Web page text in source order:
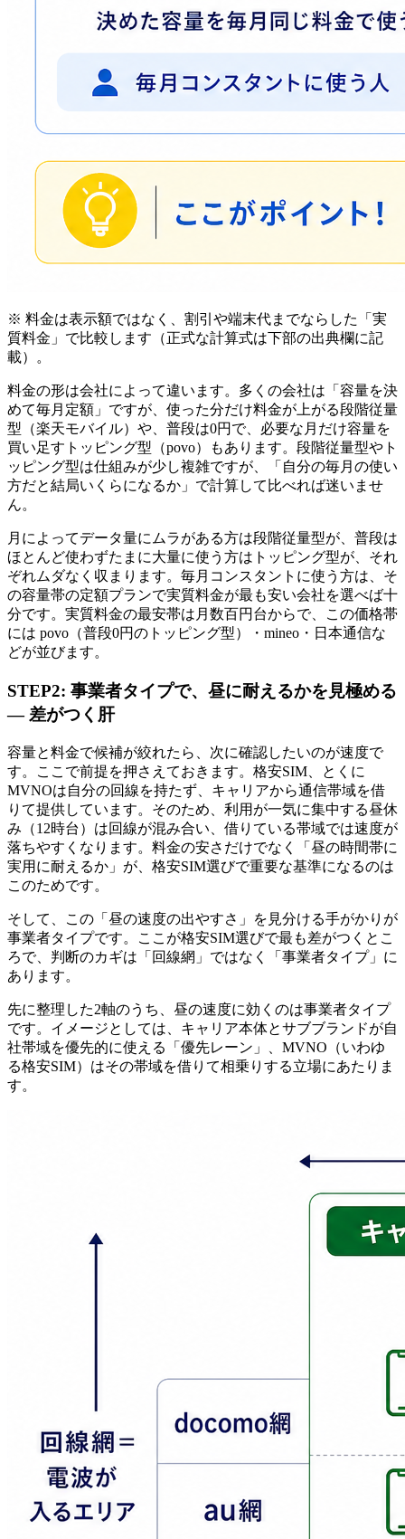
※ 料金は表示額ではなく、割引や端末代までならした「実
質料金」で比較します（正式な計算式は下部の出典欄に記
載）。
料金の形は会社によって違います。多くの会社は「容量を決
めて毎月定額」ですが、 使った分だけ料金が上がる段階従量
型（楽天モバイル） や、 普段は0円で、必要な月だけ容量を
買い足すトッピング型（povo）
もあります。段階従量型やト
ッピング型は仕組みが少し複雑ですが、「自分の毎月の使い
方だと結局いくらになるか」で計算して比べれば迷いませ
ん。
月によってデータ量にムラがある方は段階従量型が、普段は
ほとんど使わずたまに大量に使う方はトッピング型が、それ
ぞれムダなく収まります。毎月コンスタントに使う方は、そ
の容量帯の定額プランで実質料金が最も安い会社を選べば十
分です。実質料金の最安帯は月数百円台からで、この価格帯
には povo（普段0円のトッピング型）・mineo・日本通信な
どが並びます。
STEP2: 事業者タイプで、昼に耐えるかを見極める
— 差がつく肝
容量と料金で候補が絞れたら、次に確認したいのが速度で
す。ここで前提を押さえておきます。格安SIM、とくに
MVNOは自分の回線を持たず、キャリアから通信帯域を借
りて提供しています。そのため、利用が一気に集中する昼休
み（12時台）は回線が混み合い、借りている帯域では速度が
落ちやすくなります。料金の安さだけでなく「昼の時間帯に
実用に耐えるか」が、格安SIM選びで重要な基準になるのは
このためです。
そして、この 「昼の速度の出やすさ」を見分ける手がかりが
事業者タイプです。ここが格安SIM選びで最も差がつくとこ
ろで、判断のカギは「回線網」ではなく「事業者タイプ」に
あります。
先に整理した2軸のうち、昼の速度に効くのは事業者タイプ
です。イメージとしては、 キャリア本体とサブブランドが自
社帯域を優先的に使える「優先レーン」
、MVNO（いわゆ
る格安SIM）はその帯域を借りて相乗りする立場にあたりま
す。